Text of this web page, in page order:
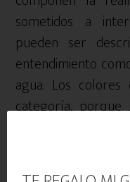
sometidos a
pueden ser
entendimiento
agua. Los
categoría, porque
¿Entiendes ahora